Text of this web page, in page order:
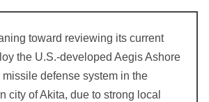
toward reviewing its current
the U.S.-developed Aegis Ashore
missile defense system in the
city of Akita, due to strong local